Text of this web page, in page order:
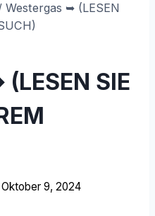
Westergas ➥ (LESEN
SIE
Oktober 9, 2024